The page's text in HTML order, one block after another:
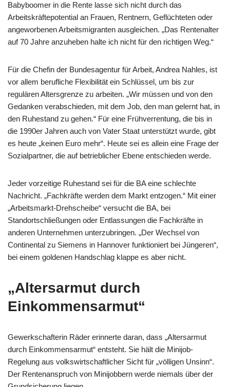
Babyboomer in die Rente lasse sich nicht durch das
Arbeitskräftepotential an Frauen, Rentnern, Geflüchteten oder
angeworbenen Arbeitsmigranten ausgleichen. „Das Rentenalter
auf 70 Jahre anzuheben halte ich nicht für den richtigen Weg.“
Für die Chefin der Bundesagentur für Arbeit, Andrea Nahles, ist
vor allem berufliche Flexibilität ein Schlüssel, um bis zur
regulären Altersgrenze zu arbeiten. „Wir müssen und von den
Gedanken verabschieden, mit dem Job, den man gelernt hat, in
den Ruhestand zu gehen.“ Für eine Frühverrentung, die bis in
die 1990er Jahren auch von Vater Staat unterstützt wurde, gibt
es heute „keinen Euro mehr“. Heute sei es allein eine Frage der
Sozialpartner, die auf betrieblicher Ebene entschieden werde.
Jeder vorzeitige Ruhestand sei für die BA eine schlechte
Nachricht. „Fachkräfte werden dem Markt entzogen.“ Mit einer
„Arbeitsmarkt-Drehscheibe“ versucht die BA, bei
Standortschließungen oder Entlassungen die Fachkräfte in
anderen Unternehmen unterzubringen. „Der Wechsel von
Continental zu Siemens in Hannover funktioniert bei Jüngeren“,
bei einem goldenen Handschlag klappe es aber nicht.
„Altersarmut durch
Einkommensarmut“
Gewerkschafterin Räder erinnerte daran, dass „Altersarmut
durch Einkommensarmut“ entsteht. Sie hält die Minijob-
Regelung aus volkswirtschaftlicher Sicht für „völligen Unsinn“.
Der Rentenanspruch von Minijobbern werde niemals über der